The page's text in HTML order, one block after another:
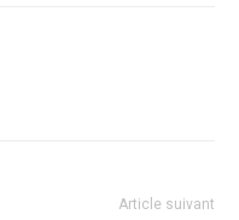
Article suivant